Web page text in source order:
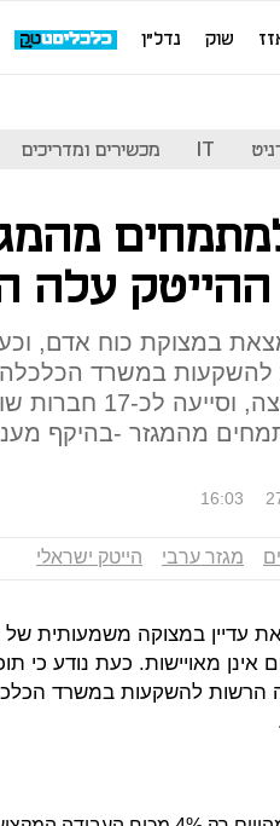
שוק נדל"ן
IT מכשירים ומדריכים
ההייטק עלה
במצוקת כוח אדם,
תפסה השנה תאוצה,
16:03
מגזר ערבי הייטק ישראלי
עדיין במצוקה משמעותית של
אינן מאויישות. כעת נודע